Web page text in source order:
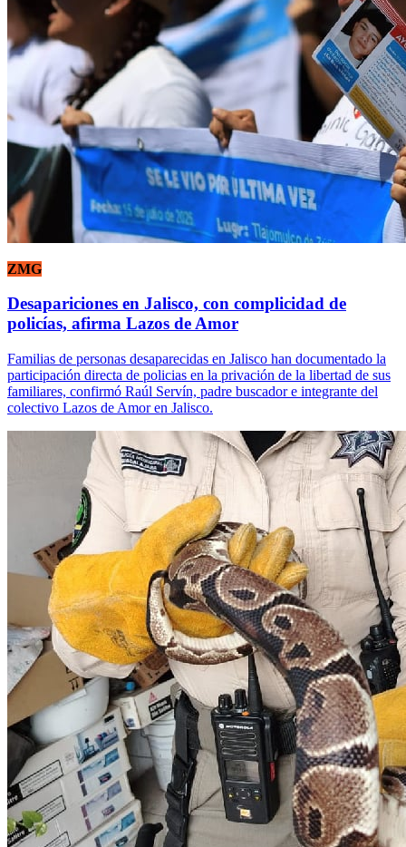
ZMG
Desapariciones en Jalisco, con complicidad de
policías, afirma Lazos de Amor
Familias de personas desaparecidas en Jalisco han documentado la
participación directa de policias en la privación de la libertad de sus
familiares, confirmó Raúl Servín, padre buscador e integrante del
colectivo Lazos de Amor en Jalisco.